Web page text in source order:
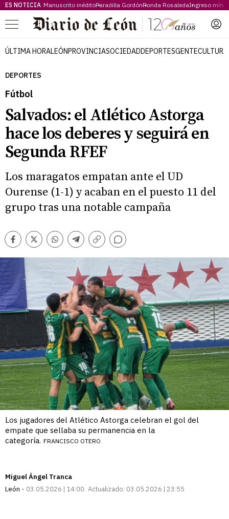
ES NOTICIA Manuscrito inéditoParadilla GordónRonda RosaledaIngreso
Menú
ÚLTIMA HORALEÓNPROVINCIASOCIEDADDEPORTESGENTECULTURA
DEPORTES
Fútbol
Salvados: el Atlético Astorga
hace los deberes y seguirá en
Segunda RFEF
Los maragatos empatan ante el UD
Ourense (1-1) y acaban en el puesto 11 del
grupo tras una notable campaña
Facebook
TwitterWhatsappTelegram
Copiar
Comentarios
Los jugadores del Atlético Astorga celebran el gol del
empate que sellaba su permanencia en la
categoría. FRANCISCO OTERO
Miguel Ángel Tranca
León
03.05.2026 | 14:00 Actualizado: 03.05.2026 | 23:55